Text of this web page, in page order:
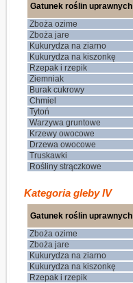
Gatunek roślin uprawnych
Zboża ozime
Zboża jare
Kukurydza na ziarno
Kukurydza na kiszonkę
Rzepak i rzepik
Ziemniak
Burak cukrowy
Chmiel
Tytoń
Warzywa gruntowe
Krzewy owocowe
Drzewa owocowe
Truskawki
Rośliny strączkowe
Kategoria gleby IV
Gatunek roślin uprawnych
Zboża ozime
Zboża jare
Kukurydza na ziarno
Kukurydza na kiszonkę
Rzepak i rzepik